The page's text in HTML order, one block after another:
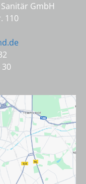
GmbH
110